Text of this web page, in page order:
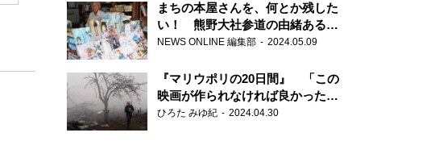
まちの本屋さんを、何とか残した
い！ 熊野大社参道の由緒ある書
店・三代目の強い思い
NEWS ONLINE 編集部 2024.05.09
『マリウポリの20日間』 「この
映画が作られなければ良かった」
と語る監督
ひろた みゆ紀 2024.04.30